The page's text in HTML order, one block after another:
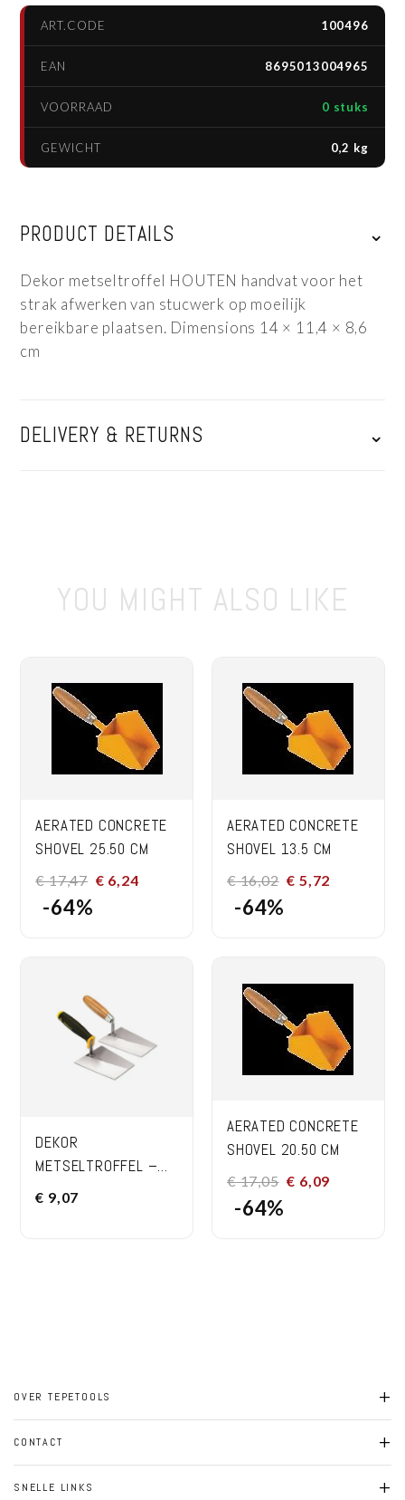
ART.CODE 100496
EAN 8695013004965
VOORRAAD 0 stuks
GEWICHT 0,2 kg
PRODUCT DETAILS ⌄
Dekor metseltroffel HOUTEN handvat voor het
strak afwerken van stucwerk op moeilijk
bereikbare plaatsen. Dimensions 14 × 11,4 × 8,6
cm
DELIVERY & RETURNS ⌄
YOU MIGHT ALSO LIKE
AERATED CONCRETE
SHOVEL 25.50 CM
€17,47 € 6,24
-64%
AERATED CONCRETE
SHOVEL 13.5 CM
€16,02 € 5,72
-64%
DEKOR
METSELTROFFEL –
HOUTEN HANDVAT
€ 9,07
AERATED CONCRETE
SHOVEL 20.50 CM
€17,05 € 6,09
-64%
OVER TEPETOOLS +
TepeTools is een betrouwbare importeur en distributeur van
hoogwaardig bouwgereedschap in de EU. Wij leveren
kwaliteitsproducten, duurzame oplossingen en een uitstekende
CONTACT +
Klantenservice:
SNELLE LINKS +